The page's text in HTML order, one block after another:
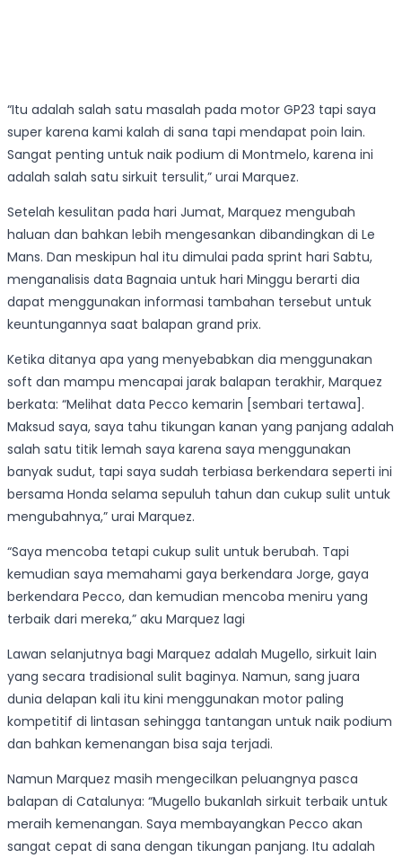
“Itu adalah salah satu masalah pada motor GP23 tapi saya
super karena kami kalah di sana tapi mendapat poin lain.
Sangat penting untuk naik podium di Montmelo, karena ini
adalah salah satu sirkuit tersulit,” urai Marquez.
Setelah kesulitan pada hari Jumat, Marquez mengubah
haluan dan bahkan lebih mengesankan dibandingkan di Le
Mans. Dan meskipun hal itu dimulai pada sprint hari Sabtu,
menganalisis data Bagnaia untuk hari Minggu berarti dia
dapat menggunakan informasi tambahan tersebut untuk
keuntungannya saat balapan grand prix.
Ketika ditanya apa yang menyebabkan dia menggunakan
soft dan mampu mencapai jarak balapan terakhir, Marquez
berkata: “Melihat data Pecco kemarin [sembari tertawa].
Maksud saya, saya tahu tikungan kanan yang panjang adalah
salah satu titik lemah saya karena saya menggunakan
banyak sudut, tapi saya sudah terbiasa berkendara seperti ini
bersama Honda selama sepuluh tahun dan cukup sulit untuk
mengubahnya,” urai Marquez.
“Saya mencoba tetapi cukup sulit untuk berubah. Tapi
kemudian saya memahami gaya berkendara Jorge, gaya
berkendara Pecco, dan kemudian mencoba meniru yang
terbaik dari mereka,” aku Marquez lagi
Lawan selanjutnya bagi Marquez adalah Mugello, sirkuit lain
yang secara tradisional sulit baginya. Namun, sang juara
dunia delapan kali itu kini menggunakan motor paling
kompetitif di lintasan sehingga tantangan untuk naik podium
dan bahkan kemenangan bisa saja terjadi.
Namun Marquez masih mengecilkan peluangnya pasca
balapan di Catalunya: “Mugello bukanlah sirkuit terbaik untuk
meraih kemenangan. Saya membayangkan Pecco akan
sangat cepat di sana dengan tikungan panjang. Itu adalah